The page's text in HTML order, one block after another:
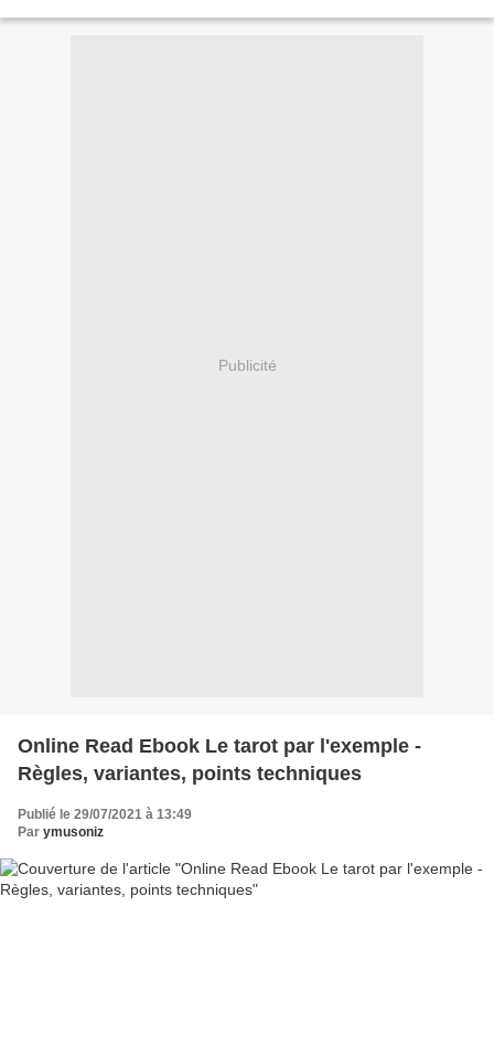
Publicité
Online Read Ebook Le tarot par l'exemple -
Règles, variantes, points techniques
Publié le 29/07/2021 à 13:49
Par ymusoniz